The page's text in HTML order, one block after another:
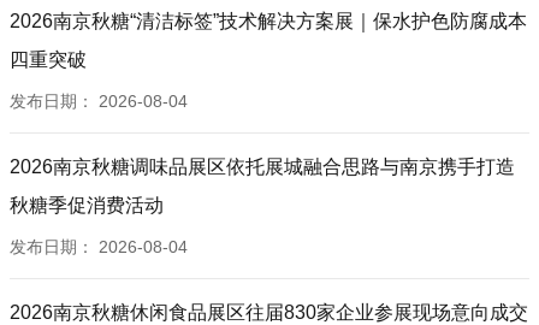
2026南京秋糖“清洁标签”技术解决方案展｜保水护色防腐成本
四重突破
发布日期： 2026-08-04
2026南京秋糖调味品展区依托展城融合思路与南京携手打造
秋糖季促消费活动
发布日期： 2026-08-04
2026南京秋糖休闲食品展区往届830家企业参展现场意向成交